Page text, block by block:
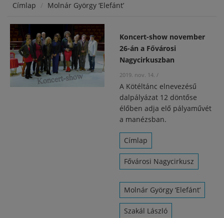
Címlap Molnár György ‘Elefánt’
Koncert-show november
26-án a Fővárosi
Nagycirkuszban
2019. nov. 14. /
A Kötéltánc elnevezésű
dalpályázat 12 döntőse
élőben adja elő pályaművét
a manézsban.
Címlap
Fővárosi Nagycirkusz
Molnár György ‘Elefánt’
Szakál László